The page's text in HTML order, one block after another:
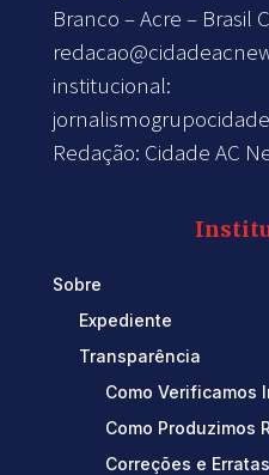
Branco – Acre – Brasil
institucional:
Redação: Cidade AC
Sobre
Expediente
Transparência
Como Verificamos
Como Produzimos
Correções e Erratas